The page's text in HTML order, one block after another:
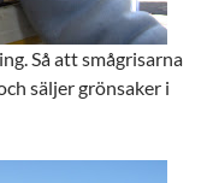
Så att smågrisarna
säljer grönsaker i